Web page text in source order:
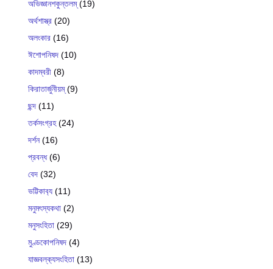
অভিজ্ঞানশকুন্তলম্(19)
অর্থশাস্ত্র (20)
অলংকার (16)
ঈশোপনিষদ (10)
কাদম্বরী (8)
কিরাতার্জুনীয়ম্(9)
ছন্দ (11)
তর্কসংগ্রহ(24)
দর্শন(16)
প্রবন্ধ(6)
বেদ (32)
ভট্টিকাব‍্য (11)
মনুমৎস্যকথা (2)
মনুসংহিতা (29)
মুণ্ডকোপনিষদ (4)
যাজ্ঞবল্ক‍্যসংহিতা (13)